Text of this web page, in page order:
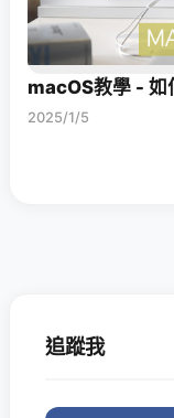
macOS教學 - 如
2025/1/5
追蹤我